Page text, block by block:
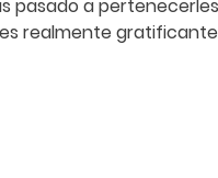
pasado a
realmente